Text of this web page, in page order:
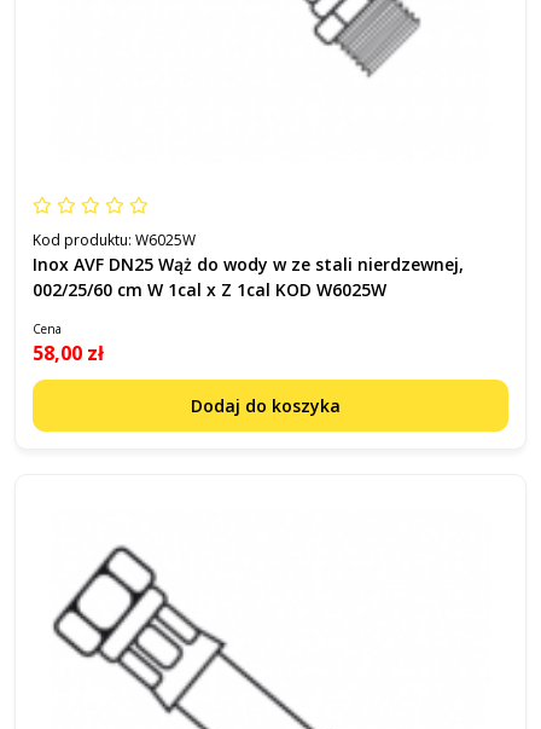
Kod produktu: W6025W
Inox AVF DN25 Wąż do wody w ze stali nierdzewnej,
002/25/60 cm W 1cal x Z 1cal KOD W6025W
Cena
58,00 zł
Dodaj do koszyka